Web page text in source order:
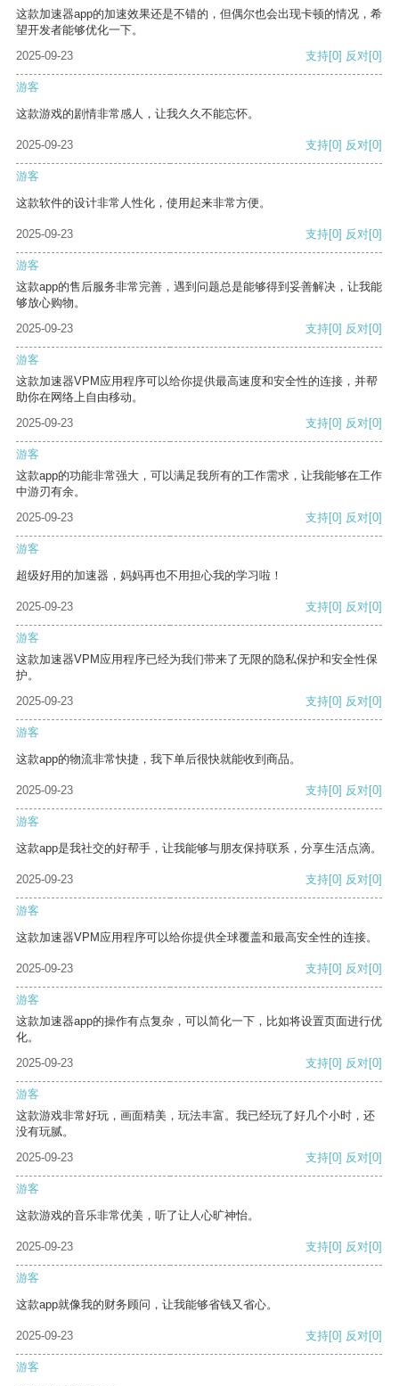
这款加速器app的加速效果还是不错的，但偶尔也会出现卡顿的情况，希
望开发者能够优化一下。
2025-09-23
支持[0] 反对[0]
游客
这款游戏的剧情非常感人，让我久久不能忘怀。
2025-09-23 支持[0] 反对[0]
游客
这款软件的设计非常人性化，使用起来非常方便。
2025-09-23 支持[0] 反对[0]
游客
这款app的售后服务非常完善，遇到问题总是能够得到妥善解决，让我能
够放心购物。
2025-09-23
支持[0] 反对[0]
游客
这款加速器VPM应用程序可以给你提供最高速度和安全性的连接，并帮
助你在网络上自由移动。
2025-09-23
支持[0] 反对[0]
游客
这款app的功能非常强大，可以满足我所有的工作需求，让我能够在工作
中游刃有余。
2025-09-23
支持[0] 反对[0]
游客
超级好用的加速器，妈妈再也不用担心我的学习啦！
2025-09-23 支持[0] 反对[0]
游客
这款加速器VPM应用程序已经为我们带来了无限的隐私保护和安全性保
护。
2025-09-23
支持[0] 反对[0]
游客
这款app的物流非常快捷，我下单后很快就能收到商品。
2025-09-23 支持[0] 反对[0]
游客
这款app是我社交的好帮手，让我能够与朋友保持联系，分享生活点滴。
2025-09-23 支持[0] 反对[0]
游客
这款加速器VPM应用程序可以给你提供全球覆盖和最高安全性的连接。
2025-09-23 支持[0] 反对[0]
游客
这款加速器app的操作有点复杂，可以简化一下，比如将设置页面进行优
化。
2025-09-23
支持[0] 反对[0]
游客
这款游戏非常好玩，画面精美，玩法丰富。我已经玩了好几个小时，还
没有玩腻。
2025-09-23
支持[0] 反对[0]
游客
这款游戏的音乐非常优美，听了让人心旷神怡。
2025-09-23 支持[0] 反对[0]
游客
这款app就像我的财务顾问，让我能够省钱又省心。
2025-09-23 支持[0] 反对[0]
游客